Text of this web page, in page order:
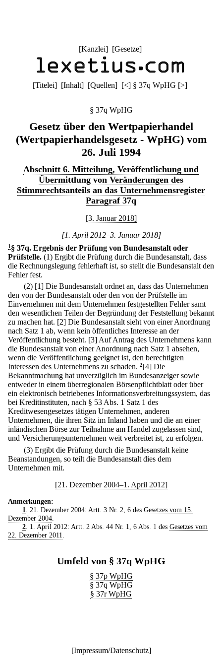
[Kanzlei] [Gesetze]
[Titelei] [Inhalt] [Quellen] [<] § 37q WpHG [>]
§ 37q WpHG
Gesetz über den Wertpapierhandel
(Wertpapierhandelsgesetz - WpHG) vom
26. Juli 1994
Abschnitt 6. Mitteilung, Veröffentlichung und
Übermittlung von Veränderungen des
Stimmrechtsanteils an das Unternehmensregister
Paragraf 37q
[3. Januar 2018]
[1. April 2012–3. Januar 2018]
1 § 37q. Ergebnis der Prüfung von Bundesanstalt oder
Prüfstelle. (1) Ergibt die Prüfung durch die Bundesanstalt, dass
die Rechnungslegung fehlerhaft ist, so stellt die Bundesanstalt den
Fehler fest.
(2) [1] Die Bundesanstalt ordnet an, dass das Unternehmen
den von der Bundesanstalt oder den von der Prüfstelle im
Einvernehmen mit dem Unternehmen festgestellten Fehler samt
den wesentlichen Teilen der Begründung der Feststellung bekannt
zu machen hat. [2] Die Bundesanstalt sieht von einer Anordnung
nach Satz 1 ab, wenn kein öffentliches Interesse an der
Veröffentlichung besteht. [3] Auf Antrag des Unternehmens kann
die Bundesanstalt von einer Anordnung nach Satz 1 absehen,
wenn die Veröffentlichung geeignet ist, den berechtigten
Interessen des Unternehmens zu schaden. 2[4] Die
Bekanntmachung hat unverzüglich im Bundesanzeiger sowie
entweder in einem überregionalen Börsenpflichtblatt oder über
ein elektronisch betriebenes Informationsverbreitungssystem, das
bei Kreditinstituten, nach § 53 Abs. 1 Satz 1 des
Kreditwesengesetzes tätigen Unternehmen, anderen
Unternehmen, die ihren Sitz im Inland haben und die an einer
inländischen Börse zur Teilnahme am Handel zugelassen sind,
und Versicherungsunternehmen weit verbreitet ist, zu erfolgen.
(3) Ergibt die Prüfung durch die Bundesanstalt keine
Beanstandungen, so teilt die Bundesanstalt dies dem
Unternehmen mit.
[21. Dezember 2004–1. April 2012]
Anmerkungen:
1
. 21. Dezember 2004: Artt. 3 Nr. 2, 6 des Gesetzes vom 15.
Dezember 2004
2. 1. April 2012: Artt. 2 Abs. 44 Nr. 1, 6 Abs. 1 des Gesetzes vom
22. Dezember 2011
Umfeld von § 37q WpHG
§ 37p WpHG
§ 37q WpHG
§ 37r WpHG
[Impressum/Datenschutz]